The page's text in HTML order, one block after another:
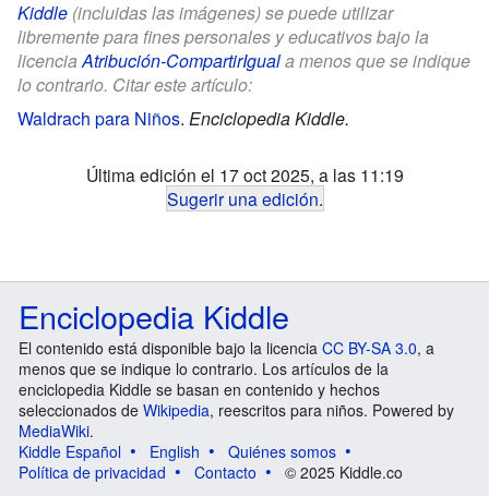
Kiddle (incluidas las imágenes) se puede utilizar
libremente para fines personales y educativos bajo la
licenciaAtribución-CompartirIguala menos que se indique
lo contrario. Citar este artículo:
Waldrach para Niños. Enciclopedia Kiddle.
Última edición el 17 oct 2025, a las 11:19
Sugerir una edición.
Enciclopedia Kiddle
El contenido está disponible bajo la licencia CC BY-SA 3.0, a
menos que se indique lo contrario. Los artículos de la
enciclopedia Kiddle se basan en contenido y hechos
seleccionados de Wikipedia, reescritos para niños. Powered by
MediaWiki.
Kiddle Español
English
Quiénes somos
Política de privacidad
Contacto © 2025 Kiddle.co